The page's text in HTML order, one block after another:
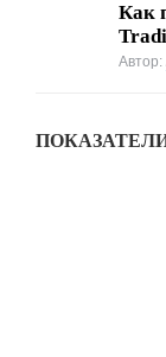
Как
Автор: